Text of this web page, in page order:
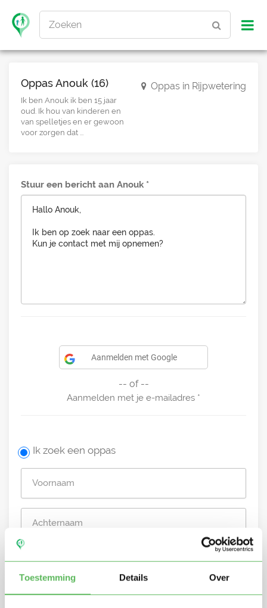
Toestemming Details Over
Zoeken
Oppas Anouk (16)
Ik ben Anouk ik ben 15 jaar
oud. Ik hou van kinderen en
van spelletjes en er gewoon
voor zorgen dat ...
Oppas in Rijpwetering
Stuur een bericht aan Anouk
Aanmelden met Google
-- of --
Aanmelden met je e-mailadres
Ik zoek een oppas